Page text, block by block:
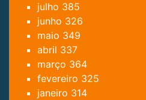
julho 385
junho 326
maio 349
abril 337
março 364
fevereiro 325
janeiro 314